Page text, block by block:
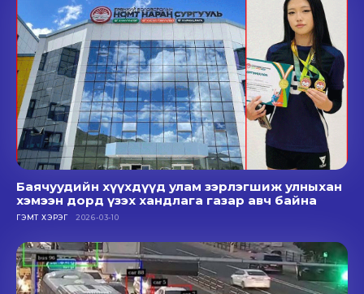
Баячуудийн хүүхдүүд улам зэрлэгшиж улныхан
хэмээн дорд үзэх хандлага газар авч байна
ГЭМТ ХЭРЭГ 2026-03-10